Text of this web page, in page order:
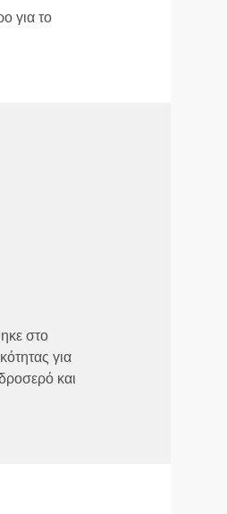
για το
στο
για
και